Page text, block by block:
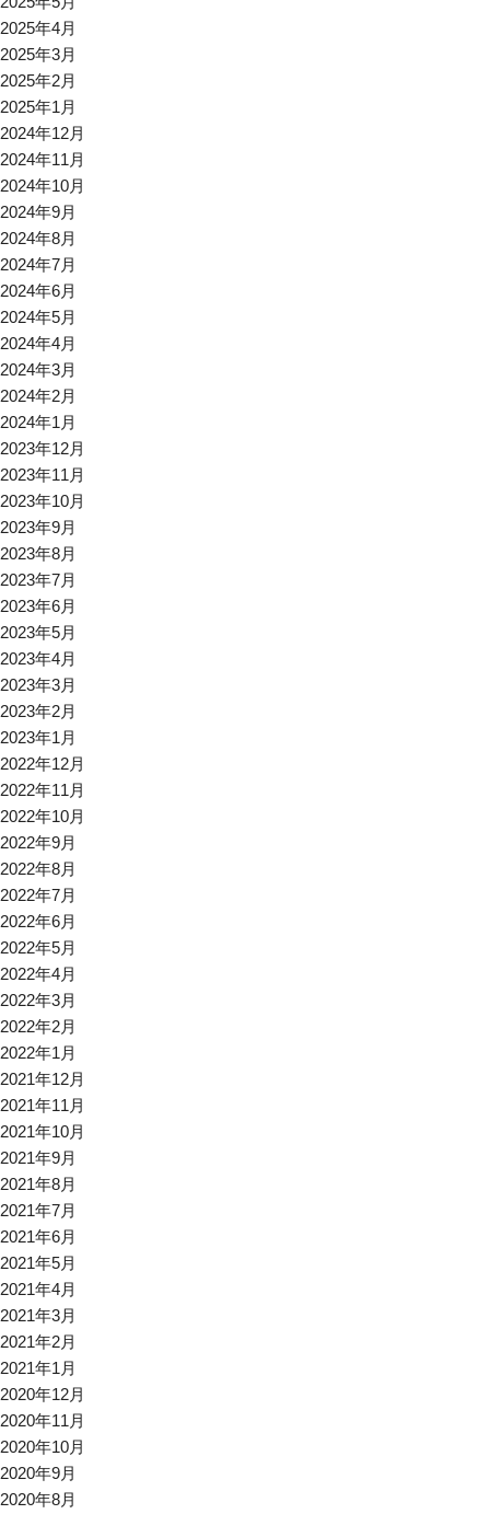
2025年4月
2025年3月
2025年2月
2025年1月
2024年12月
2024年11月
2024年10月
2024年9月
2024年8月
2024年7月
2024年6月
2024年5月
2024年4月
2024年3月
2024年2月
2024年1月
2023年12月
2023年11月
2023年10月
2023年9月
2023年8月
2023年7月
2023年6月
2023年5月
2023年4月
2023年3月
2023年2月
2023年1月
2022年12月
2022年11月
2022年10月
2022年9月
2022年8月
2022年7月
2022年6月
2022年5月
2022年4月
2022年3月
2022年2月
2022年1月
2021年12月
2021年11月
2021年10月
2021年9月
2021年8月
2021年7月
2021年6月
2021年5月
2021年4月
2021年3月
2021年2月
2021年1月
2020年12月
2020年11月
2020年10月
2020年9月
2020年8月